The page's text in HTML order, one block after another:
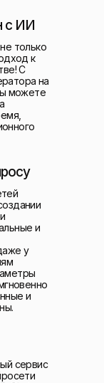
с ИИ
только
к
С
на
можете
и
у
и
сервис